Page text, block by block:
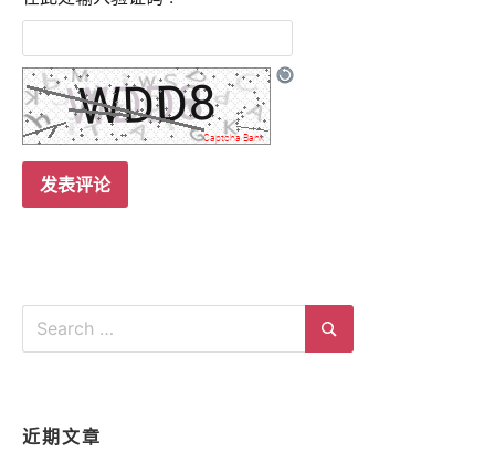
Search
Search
近期文章